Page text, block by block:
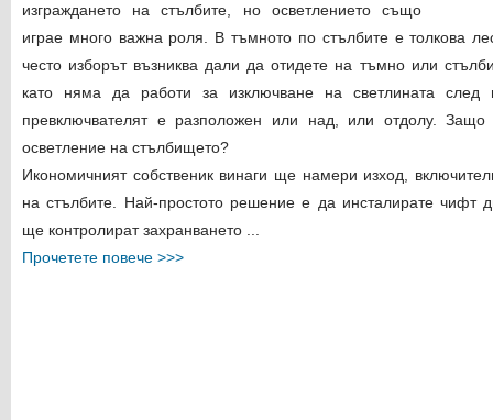
изграждането на стълбите, но осветлението също
играе много важна роля. В тъмното по стълбите е толкова
често изборът възниква дали да отидете на тъмно или
като няма да работи за изключване на светлината след
превключвателят е разположен или над, или отдолу.
осветление на стълбището?
Икономичният собственик винаги ще намери изход,
на стълбите. Най-простото решение е да инсталирате чифт
ще контролират захранването ...
Прочетете повече >>>